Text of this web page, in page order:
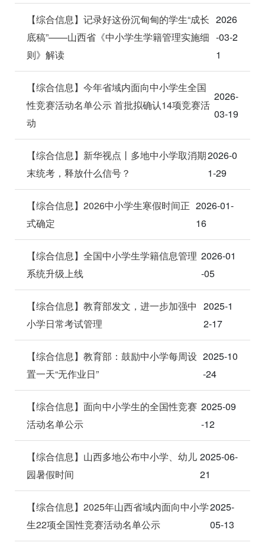
【综合信息】记录好这份沉甸甸的学生“成长
底稿”——山西省《中小学生学籍管理实施细
则》解读
2026
-03-2
1
【综合信息】今年省域内面向中小学生全国
性竞赛活动名单公示 首批拟确认14项竞赛活
动
2026-
03-19
【综合信息】新华视点丨多地中小学取消期
末统考，释放什么信号？
2026-0
1-29
【综合信息】2026中小学生寒假时间正
式确定
2026-01-
16
【综合信息】全国中小学生学籍信息管理
系统升级上线
2026-01
-05
【综合信息】教育部发文，进一步加强中
小学日常考试管理
2025-1
2-17
【综合信息】教育部：鼓励中小学每周设
置一天“无作业日”
2025-10
-24
【综合信息】面向中小学生的全国性竞赛
活动名单公示
2025-09
-12
【综合信息】山西多地公布中小学、幼儿
园暑假时间
2025-06-
21
【综合信息】2025年山西省域内面向中小学
生22项全国性竞赛活动名单公示
2025-
05-13